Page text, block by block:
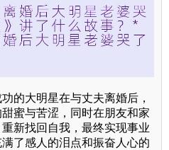
的大明星在与丈夫离婚后，
蜜与苦涩，同时在朋友和家
新找回自我，最终实现事业
了感人的泪点和振奋人心的